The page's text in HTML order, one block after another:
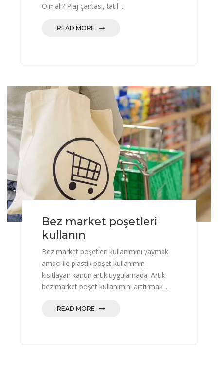
Olmalı? Plaj çantası, tatil ...
READ MORE
Bez market poşetleri
kullanın
Bez market poşetleri kullanımını yaymak
amacı ile plastik poşet kullanımını
kısıtlayan kanun artık uygulamada. Artık
bez market poşet kullanımını arttırmak ...
READ MORE